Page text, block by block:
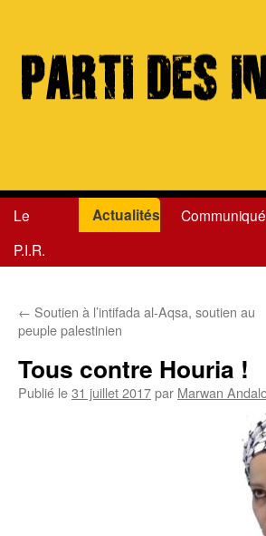
Aller
au
Le
P.I.R.
Actualités
← Soutien à l’intifada al-Aqsa, soutien au
peuple palestinien
Tous contre Houria !
Publié le31 juillet 2017par Marwan